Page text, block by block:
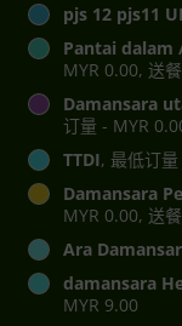
pjs 12 pjs11
Pantai dalam
MYR 0.00, 送
Damansara
订量 - MYR
TTDI, 最低订
Damansara
MYR 0.00, 送
Ara
damansara
MYR 9.00